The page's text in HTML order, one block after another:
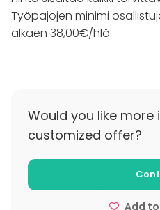
tuntia.
ohjelmanumerot ovat
elämyksellisiä
Työpajojen minimi
alkaen 38,00€/hlö.
Would you like
customized offer?
Add